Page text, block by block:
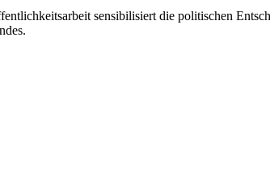
sensibilisiert die politischen